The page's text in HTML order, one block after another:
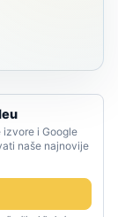
izvore i Google
naše najnovije